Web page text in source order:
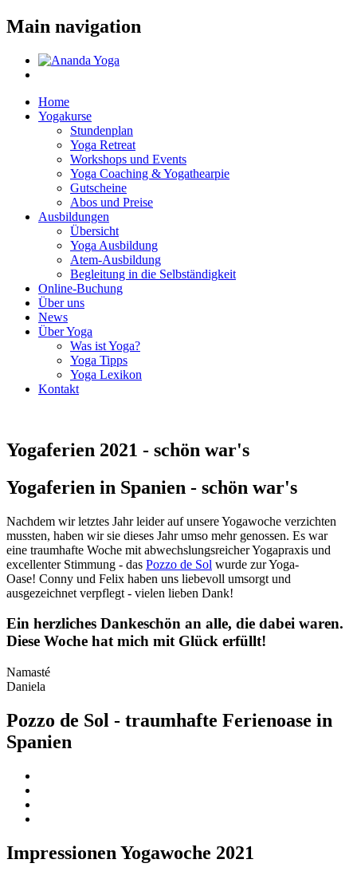
Main navigation
Home
Yogakurse
Stundenplan
Yoga Retreat
Workshops und Events
Yoga Coaching & Yogathearpie
Gutscheine
Abos und Preise
Ausbildungen
Übersicht
Yoga Ausbildung
Atem-Ausbildung
Begleitung in die Selbständigkeit
Online-Buchung
Über uns
News
Über Yoga
Was ist Yoga?
Yoga Tipps
Yoga Lexikon
Kontakt
Yogaferien 2021 - schön war's
Yogaferien in Spanien - schön war's
Nachdem wir letztes Jahr leider auf unsere Yogawoche verzichten
mussten, haben wir sie dieses Jahr umso mehr genossen. Es war
eine traumhafte Woche mit abwechslungsreicher Yogapraxis und
excellenter Stimmung - das Pozzo de Sol wurde zur Yoga-
Oase! Conny und Felix haben uns liebevoll umsorgt und
ausgezeichnet verpflegt - vielen lieben Dank!
Ein herzliches Dankeschön an alle, die dabei waren.
Diese Woche hat mich mit Glück erfüllt!
Namasté
Daniela
Pozzo de Sol - traumhafte Ferienoase in
Spanien
Impressionen Yogawoche 2021